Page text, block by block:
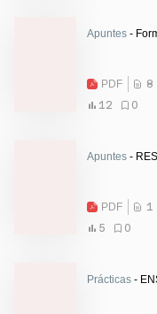
Apuntes -
PDF
8
12
0
Apuntes -
PDF
5
0
Prácticas -